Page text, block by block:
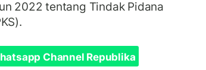
2022 tentang Tindak Pidana
Channel Republika